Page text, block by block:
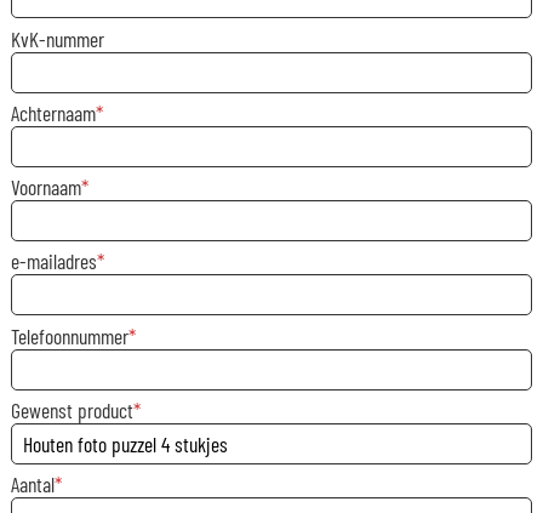
KvK-nummer
Achternaam
Voornaam
e-mailadres
Telefoonnummer
Gewenst product
Aantal